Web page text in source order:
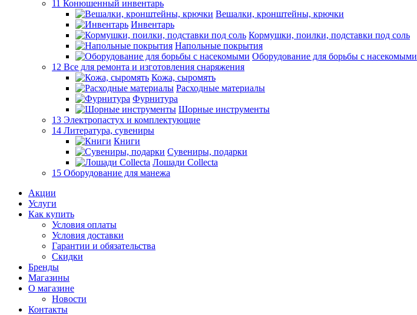
11 Конюшенный инвентарь
Вешалки, кронштейны, крючки
Инвентарь
Кормушки, поилки, подставки под соль
Напольные покрытия
Оборудование для борьбы с насекомыми
12 Все для ремонта и изготовления снаряжения
Кожа, сыромять
Расходные материалы
Фурнитура
Шорные инструменты
13 Электропастух и комплектующие
14 Литература, сувениры
Книги
Сувениры, подарки
Лошади Collecta
15 Оборудование для манежа
Акции
Услуги
Как купить
Условия оплаты
Условия доставки
Гарантии и обязательства
Скидки
Бренды
Магазины
О магазине
Новости
Контакты